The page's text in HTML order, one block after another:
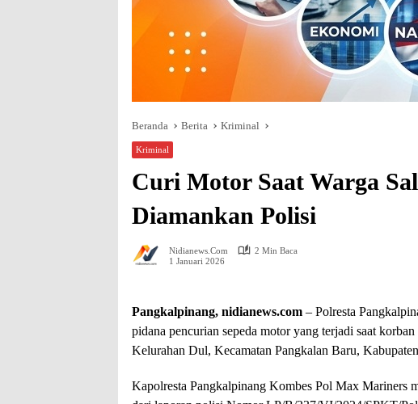
Beranda Berita Kriminal
Kriminal
Curi Motor Saat Warga
Diamankan Polisi
Nidianews.com
2 Min Baca
1 Januari 2026
Pangkalpinang, nidianews.com – Polresta
pidana pencurian sepeda motor yang terjadi saat
Kelurahan Dul, Kecamatan Pangkalan Baru,
Kapolresta Pangkalpinang Kombes Pol Max Mariners